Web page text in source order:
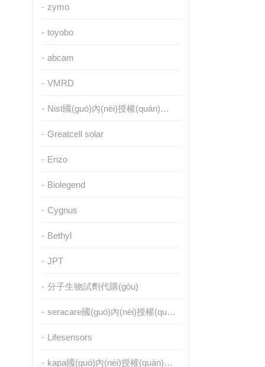
zymo
toyobo
abcam
VMRD
Nist國(guó)內(nèi)授權(quán)代理
Greatcell solar
Enzo
Biolegend
Cygnus
Bethyl
JPT
分子生物試劑代購(gòu)
seracare國(guó)內(nèi)授權(quán)代理
Lifesensors
kapa國(guó)內(nèi)授權(quán)代理